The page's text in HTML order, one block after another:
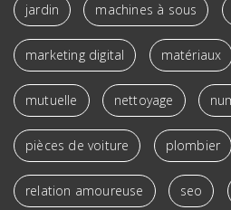
jardin machines à sous
marketing digital matériaux
mutuelle nettoyage
pièces de voiture plombier
relation amoureuse seo